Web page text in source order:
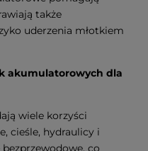
także
uderzenia młotkiem
akumulatorowych dla
wiele korzyści
cieśle, hydraulicy i
co